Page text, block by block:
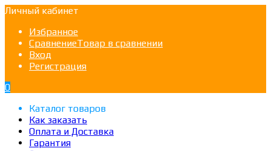
Личный кабинет
Избранное
СравнениеТовар в сравнении
Вход
Регистрация
0
Каталог товаров
Как заказать
Оплата и Доставка
Гарантия